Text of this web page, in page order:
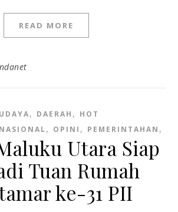
READ MORE
, DAERAH , HOT
NASIONAL, OPINI , PEMERINTAHAN ,
Utara Siap
Tuan Rumah
ke-31 PII